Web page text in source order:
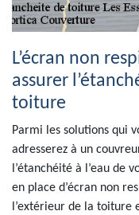
L’écran non
assurer
toiture
Parmi les solutions qui
adresserez à un
l’étanchéité à l’eau de
en place d’écran non
l’extérieur de la